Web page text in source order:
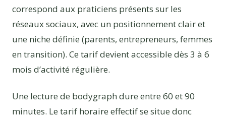
correspond aux praticiens présents sur les
réseaux sociaux, avec un positionnement clair et
une niche définie (parents, entrepreneurs, femmes
en transition). Ce tarif devient accessible dès 3 à 6
mois d’activité régulière.
Une lecture de bodygraph dure entre 60 et 90
minutes. Le tarif horaire effectif se situe donc